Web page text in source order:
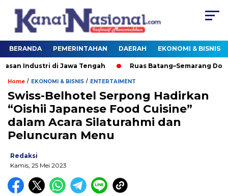
BERANDA PEMERINTAHAN DAERAH EKONOMI & BISNIS
Industri di Jawa Tengah Ruas Batang–Semarang
Home / EKONOMI & BISNIS / ENTERTAIMENT
Swiss-Belhotel Serpong Hadirkan
“Oishii Japanese Food Cuisine”
dalam Acara Silaturahmi dan
Peluncuran Menu
Redaksi
Kamis, 25 Mei 2023